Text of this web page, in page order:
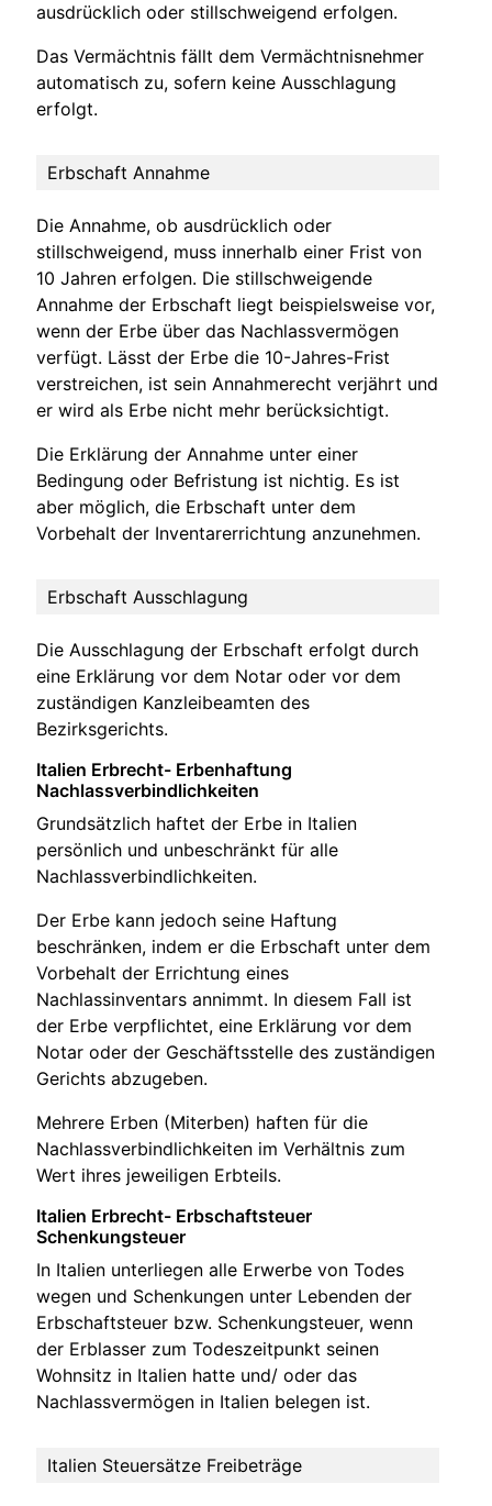
ausdrücklich oder stillschweigend erfolgen.
Das Vermächtnis fällt dem Vermächtnisnehmer
automatisch zu, sofern keine Ausschlagung
erfolgt.
Erbschaft Annahme
Die Annahme, ob ausdrücklich oder
stillschweigend, muss innerhalb einer Frist von
10 Jahren erfolgen. Die stillschweigende
Annahme der Erbschaft liegt beispielsweise vor,
wenn der Erbe über das Nachlassvermögen
verfügt. Lässt der Erbe die 10-Jahres-Frist
verstreichen, ist sein Annahmerecht verjährt und
er wird als Erbe nicht mehr berücksichtigt.
Die Erklärung der Annahme unter einer
Bedingung oder Befristung ist nichtig. Es ist
aber möglich, die Erbschaft unter dem
Vorbehalt der Inventarerrichtung anzunehmen.
Erbschaft Ausschlagung
Die Ausschlagung der Erbschaft erfolgt durch
eine Erklärung vor dem Notar oder vor dem
zuständigen Kanzleibeamten des
Bezirksgerichts.
Italien Erbrecht- Erbenhaftung
Nachlassverbindlichkeiten
Grundsätzlich haftet der Erbe in Italien
persönlich und unbeschränkt für alle
Nachlassverbindlichkeiten.
Der Erbe kann jedoch seine Haftung
beschränken, indem er die Erbschaft unter dem
Vorbehalt der Errichtung eines
Nachlassinventars annimmt. In diesem Fall ist
der Erbe verpflichtet, eine Erklärung vor dem
Notar oder der Geschäftsstelle des zuständigen
Gerichts abzugeben.
Mehrere Erben (Miterben) haften für die
Nachlassverbindlichkeiten im Verhältnis zum
Wert ihres jeweiligen Erbteils.
Italien Erbrecht- Erbschaftsteuer
Schenkungsteuer
In Italien unterliegen alle Erwerbe von Todes
wegen und Schenkungen unter Lebenden der
Erbschaftsteuer bzw. Schenkungsteuer, wenn
der Erblasser zum Todeszeitpunkt seinen
Wohnsitz in Italien hatte und/ oder das
Nachlassvermögen in Italien belegen ist.
Italien Steuersätze Freibeträge